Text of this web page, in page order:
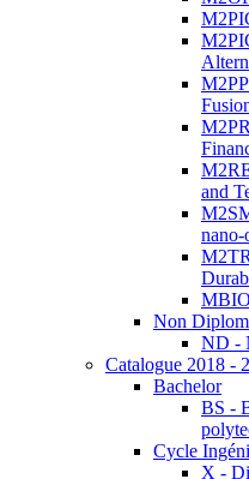
and
nano-
Non
ND -
Catalogue 2018 -
Bachelor
BS -
Cycle
X -